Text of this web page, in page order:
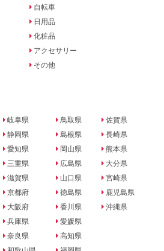
自転車
日用品
化粧品
アクセサリー
その他
岐阜県
静岡県
愛知県
三重県
滋賀県
京都府
大阪府
兵庫県
奈良県
鳥取県
島根県
岡山県
広島県
山口県
徳島県
香川県
愛媛県
高知県
佐賀県
長崎県
熊本県
大分県
宮崎県
鹿児島県
沖縄県